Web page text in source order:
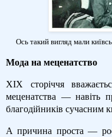
Ось такий вигляд мали
Мода на меценатство
XIX сторіччя
меценатства — навіть
благодійників сучасним
А причина проста —